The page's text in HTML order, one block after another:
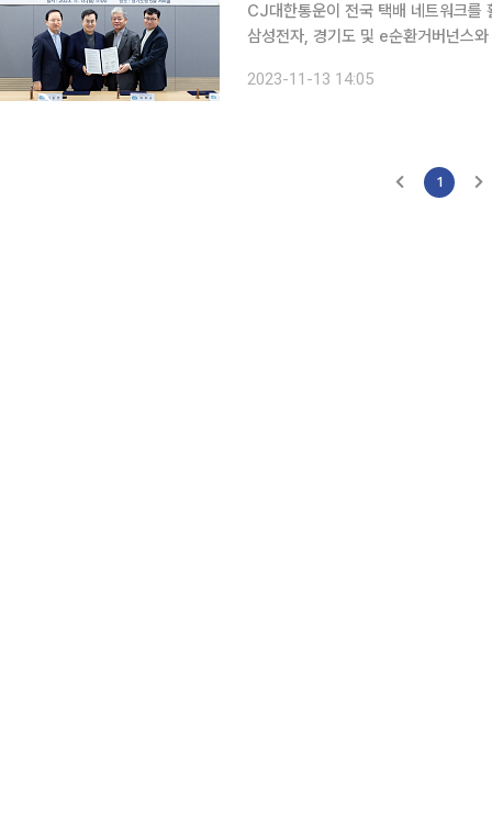
CJ대한통운이 전국 택배 네트워크를 활용
삼성전자, 경기도 및 e순환거버넌스
2023-11-13 14:05
1